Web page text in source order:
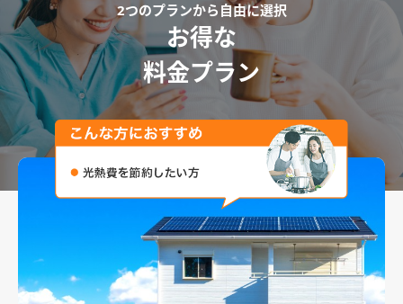
2つのプランから自由に選択
お得な
料金プラン